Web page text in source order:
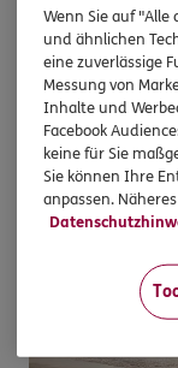
ab. Jetzt
freie
weitere
Wenn Sie auf "Alle
und ähnlichen
eine zuverlässige
Messung von
Inhalte und
Facebook
keine für Sie
Sie können Ihre
anpassen.